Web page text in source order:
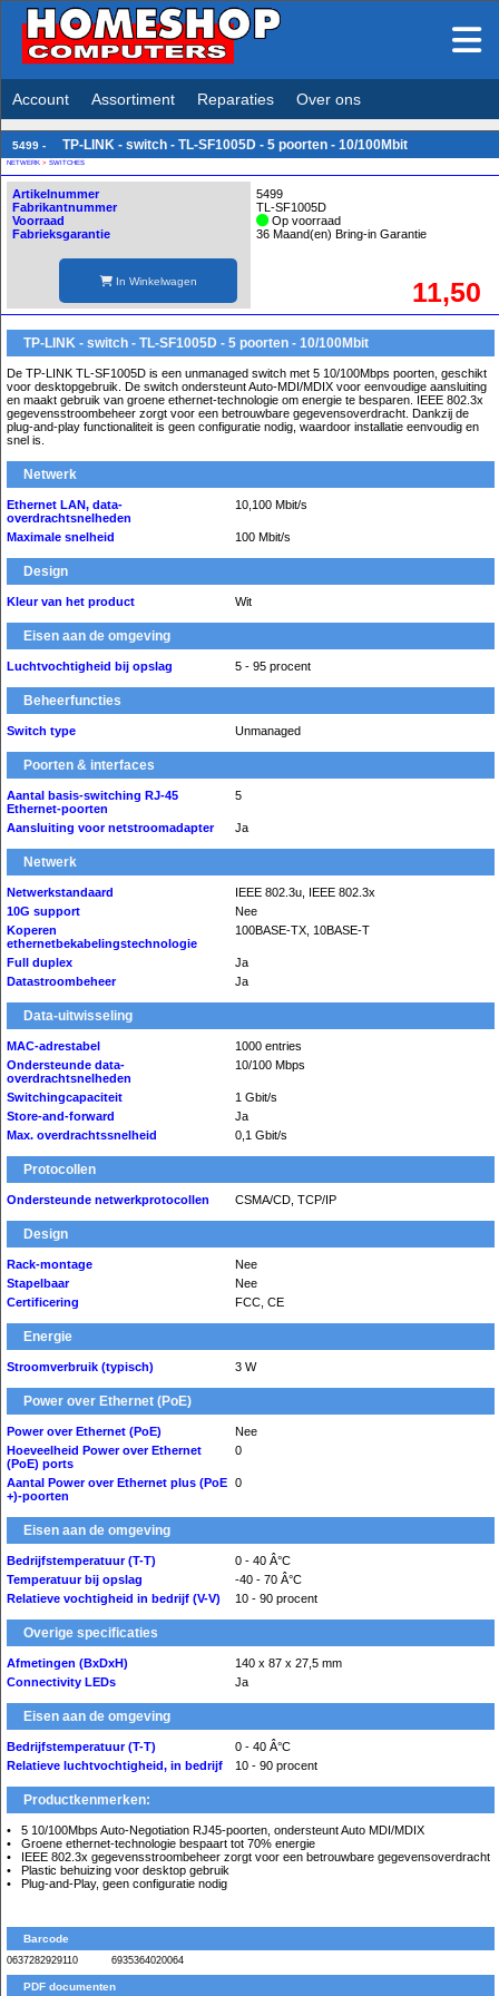
Account Assortiment Reparaties Over ons
5499 - TP-LINK - switch - TL-SF1005D - 5 poorten - 10/100Mbit
NETWERK > SWITCHES
Artikelnummer
Fabrikantnummer
Voorraad
Fabrieksgarantie
In Winkelwagen
5499
TL-SF1005D
Op voorraad
36 Maand(en) Bring-in Garantie
11,50
TP-LINK - switch - TL-SF1005D - 5 poorten - 10/100Mbit
De TP-LINK TL-SF1005D is een unmanaged switch met 5 10/100Mbps poorten, geschikt
voor desktopgebruik. De switch ondersteunt Auto-MDI/MDIX voor eenvoudige aansluiting
en maakt gebruik van groene ethernet-technologie om energie te besparen. IEEE 802.3x
gegevensstroombeheer zorgt voor een betrouwbare gegevensoverdracht. Dankzij de
plug-and-play functionaliteit is geen configuratie nodig, waardoor installatie eenvoudig en
snel is.
Netwerk
Ethernet LAN, data-
overdrachtsnelheden
10,100 Mbit/s
Maximale snelheid 100 Mbit/s
Design
Kleur van het product Wit
Eisen aan de omgeving
Luchtvochtigheid bij opslag 5 - 95 procent
Beheerfuncties
Switch type Unmanaged
Poorten & interfaces
Aantal basis-switching RJ-45
Ethernet-poorten
5
Aansluiting voor netstroomadapter Ja
Netwerk
Netwerkstandaard
IEEE 802.3u, IEEE 802.3x
10G support
Nee
Koperen
ethernetbekabelingstechnologie
100BASE-TX, 10BASE-T
Full duplex
Ja
Datastroombeheer
Ja
Data-uitwisseling
MAC-adrestabel
1000 entries
Ondersteunde data-
overdrachtsnelheden
10/100 Mbps
Switchingcapaciteit
1 Gbit/s
Store-and-forward
Ja
Max. overdrachtssnelheid
0,1 Gbit/s
Protocollen
Ondersteunde netwerkprotocollen CSMA/CD, TCP/IP
Design
Rack-montage
Nee
Stapelbaar
Nee
Certificering
FCC, CE
Energie
Stroomverbruik (typisch) 3 W
Power over Ethernet (PoE)
Power over Ethernet (PoE)
Nee
Hoeveelheid Power over Ethernet
(PoE) ports
0
Aantal Power over Ethernet plus (PoE
+)-poorten
0
Eisen aan de omgeving
Bedrijfstemperatuur (T-T)
0 - 40 Â°C
Temperatuur bij opslag
-40 - 70 Â°C
Relatieve vochtigheid in bedrijf (V-V)
10 - 90 procent
Overige specificaties
Afmetingen (BxDxH)
140 x 87 x 27,5 mm
Connectivity LEDs
Ja
Eisen aan de omgeving
Bedrijfstemperatuur (T-T)
0 - 40 Â°C
Relatieve luchtvochtigheid, in bedrijf
10 - 90 procent
Productkenmerken:
5 10/100Mbps Auto-Negotiation RJ45-poorten, ondersteunt Auto MDI/MDIX
Groene ethernet-technologie bespaart tot 70% energie
IEEE 802.3x gegevensstroombeheer zorgt voor een betrouwbare gegevensoverdracht
Plastic behuizing voor desktop gebruik
Plug-and-Play, geen configuratie nodig
Barcode
0637282929110 6935364020064
PDF documenten